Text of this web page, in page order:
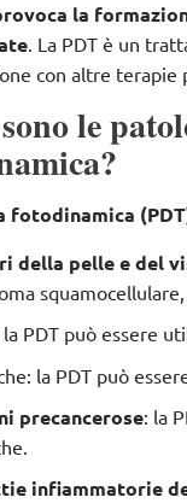
la
. La PDT è un
con altre
le
fotodinamica
della pelle e del
la PDT può essere
la PDT può
precancerose: la
infiammatorie